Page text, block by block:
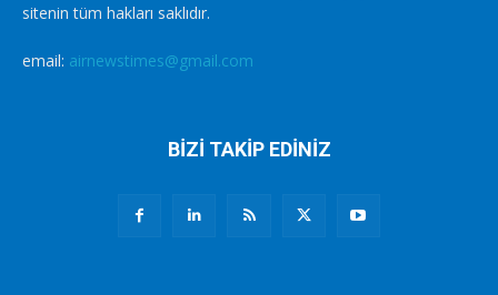
sitenin tüm hakları saklıdır.
email: airnewstimes@gmail.com
BİZİ TAKİP EDİNİZ